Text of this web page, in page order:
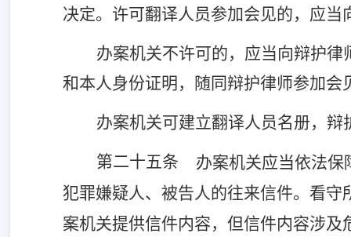
决定。许可翻译人员参加会见的，应
办案机关不许可的，应当向辩护
和本人身份证明，随同辩护律师参加会
办案机关可建立翻译人员名册，
第二十五条
办案机关应当依法
犯罪嫌疑人、被告人的往来信件。看
案机关提供信件内容，但信件内容涉